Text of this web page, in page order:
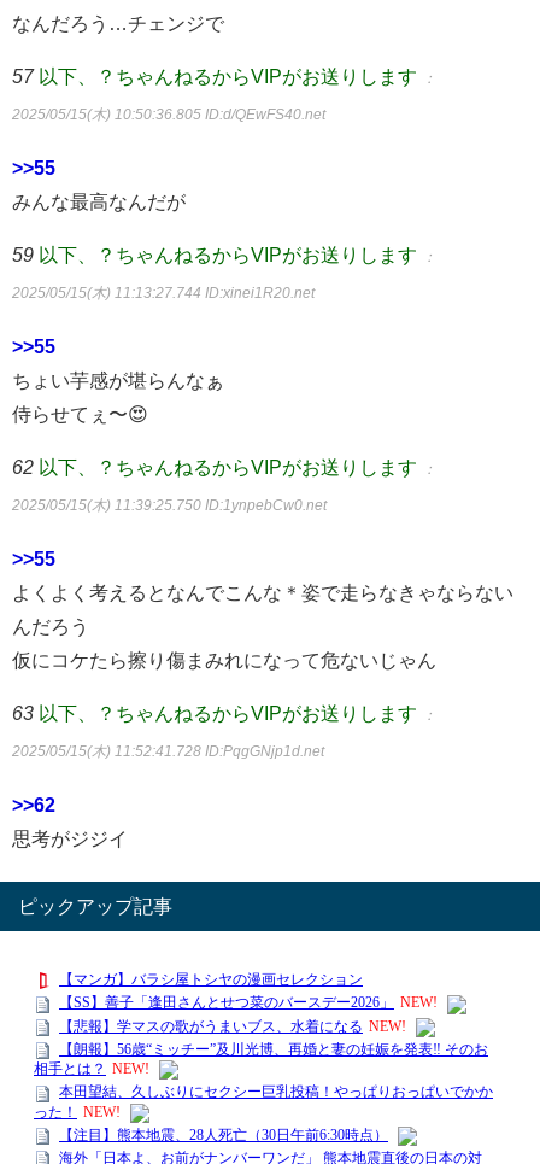
なんだろう…チェンジで
57 以下、？ちゃんねるからVIPがお送りします ：
2025/05/15(木) 10:50:36.805 ID:d/QEwFS40.net
>>55
みんな最高なんだが
59 以下、？ちゃんねるからVIPがお送りします ：
2025/05/15(木) 11:13:27.744 ID:xinei1R20.net
>>55
ちょい芋感が堪らんなぁ
侍らせてぇ〜😍
62 以下、？ちゃんねるからVIPがお送りします ：
2025/05/15(木) 11:39:25.750 ID:1ynpebCw0.net
>>55
よくよく考えるとなんでこんな＊姿で走らなきゃならない
んだろう
仮にコケたら擦り傷まみれになって危ないじゃん
63 以下、？ちゃんねるからVIPがお送りします ：
2025/05/15(木) 11:52:41.728 ID:PqgGNjp1d.net
>>62
思考がジジイ
ピックアップ記事